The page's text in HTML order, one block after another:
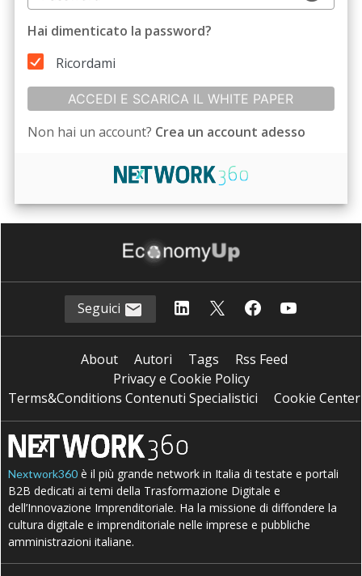
Hai dimenticato la password?
Ricordami
ACCEDI E SCARICA IL WHITE PAPER
Non hai un account? Crea un account adesso
Seguici
About Autori Tags
Rss Feed
Privacy e Cookie Policy
Terms&Conditions Contenuti Specialistici
Cookie Center
Nextwork360 è il più grande network in Italia di testate e portali
B2B dedicati ai temi della Trasformazione Digitale e
dell’Innovazione Imprenditoriale. Ha la missione di diffondere la
cultura digitale e imprenditoriale nelle imprese e pubbliche
amministrazioni italiane.